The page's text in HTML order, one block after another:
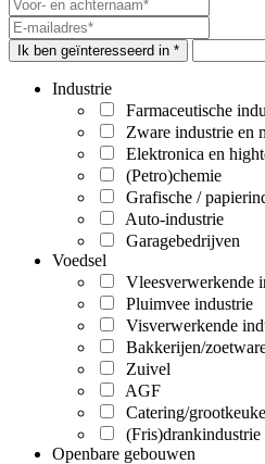
Ik ben geïnteresseerd in *
Industrie
Farmaceutische
Zware industrie en
Elektronica en
(Petro)chemie
Grafische /
Auto-industrie
Garagebedrijven
Voedsel
Vleesverwerkende
Pluimvee industrie
Visverwerkende
Bakkerijen/
Zuivel
AGF
Catering/
(Fris)drankindustrie
Openbare gebouwen